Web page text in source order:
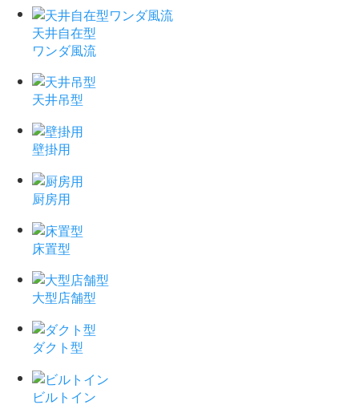
天井自在型
ワンダ風流
天井吊型
壁掛用
厨房用
床置型
大型店舗型
ダクト型
ビルトイン